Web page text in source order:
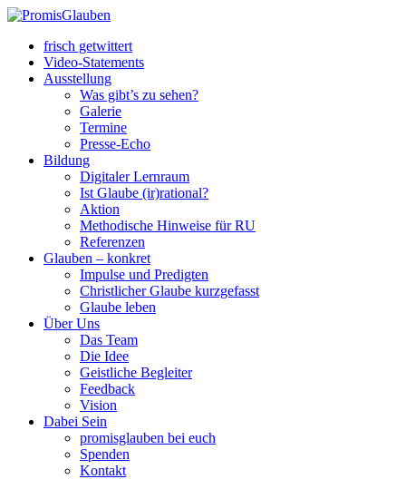
frisch getwittert
Video-Statements
Ausstellung
Was gibt’s zu sehen?
Galerie
Termine
Presse-Echo
Bildung
Digitaler Lernraum
Ist Glaube (ir)rational?
Aktion
Methodische Hinweise für RU
Referenzen
Glauben – konkret
Impulse und Predigten
Christlicher Glaube kurzgefasst
Glaube leben
Über Uns
Das Team
Die Idee
Geistliche Begleiter
Feedback
Vision
Dabei Sein
promisglauben bei euch
Spenden
Kontakt